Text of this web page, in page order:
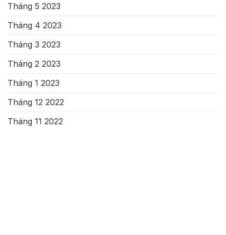
Tháng 5 2023
Tháng 4 2023
Tháng 3 2023
Tháng 2 2023
Tháng 1 2023
Tháng 12 2022
Tháng 11 2022